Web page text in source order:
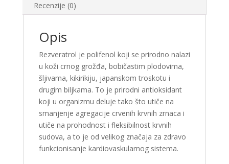
Recenzije (0)
Opis
Rezveratrol je polifenol koji se prirodno nalazi
u koži crnog grožđa, bobičastim plodovima,
šljivama, kikirikiju, japanskom troskotu i
drugim biljkama. To je prirodni antioksidant
koji u organizmu deluje tako što utiče na
smanjenje agregacije crvenih krvnih zrnaca i
utiče na prohodnost i fleksibilnost krvnih
sudova, a to je od velikog značaja za zdravo
funkcionisanje kardiovaskularnog sistema.